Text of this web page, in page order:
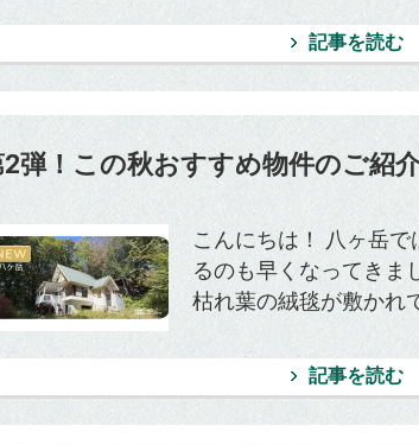
記事を読む
弾！この秋おすすめ物件のご紹
こんにちは！ 八ヶ岳
るのも早くなってきま
枯れ葉の絨毯が敷かれ
記事を読む